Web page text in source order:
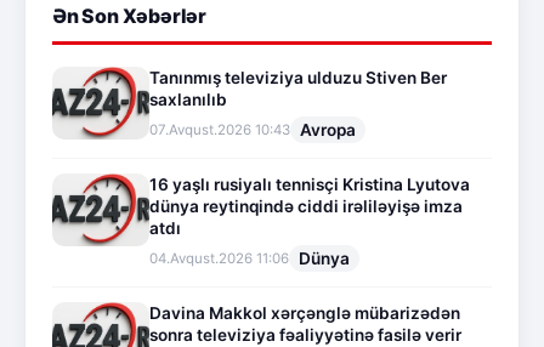
Ən Son Xəbərlər
Tanınmış televiziya ulduzu Stiven Ber
saxlanılıb
07.Avqust.2026 10:43 Avropa
16 yaşlı rusiyalı tennisçi Kristina Lyutova
dünya reytinqində ciddi irəliləyişə imza
atdı
04.Avqust.2026 11:06 Dünya
Davina Makkol xərçənglə mübarizədən
sonra televiziya fəaliyyətinə fasilə verir